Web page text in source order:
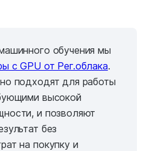
обучения мы
с GPU от Рег.облака.
подходят для работы
высокой
и позволяют
без
на покупку и